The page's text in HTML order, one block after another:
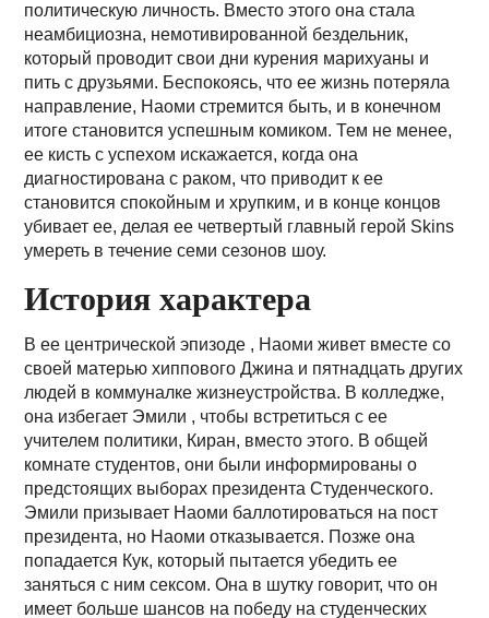
политическую личность. Вместо этого она стала
неамбициозна, немотивированной бездельник,
который проводит свои дни курения марихуаны и
пить с друзьями. Беспокоясь, что ее жизнь потеряла
направление, Наоми стремится быть, и в конечном
итоге становится успешным комиком. Тем не менее,
ее кисть с успехом искажается, когда она
диагностирована с раком, что приводит к ее
становится спокойным и хрупким, и в конце концов
убивает ее, делая ее четвертый главный герой Skins
умереть в течение семи сезонов шоу.
История характера
В ее центрической эпизоде , Наоми живет вместе со
своей матерью хиппового Джина и пятнадцать других
людей в коммуналке жизнеустройства. В колледже,
она избегает Эмили , чтобы встретиться с ее
учителем политики, Киран, вместо этого. В общей
комнате студентов, они были информированы о
предстоящих выборах президента Студенческого.
Эмили призывает Наоми баллотироваться на пост
президента, но Наоми отказывается. Позже она
попадается Кук, который пытается убедить ее
заняться с ним сексом. Она в шутку говорит, что он
имеет больше шансов на победу на студенческих